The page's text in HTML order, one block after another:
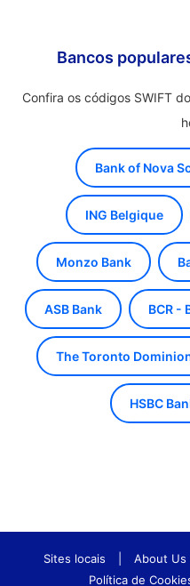
Bancos
Confira os códigos SWIFT
Bank of Nova
ING Belgique
Monzo Bank
ASB Bank BCR -
The Toronto
HSBC
Sites locais About Us
Política de